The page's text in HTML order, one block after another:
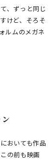
、ずっと同じ
けど、そろそ
ルムのメガネ
おいても作品
の前も映画